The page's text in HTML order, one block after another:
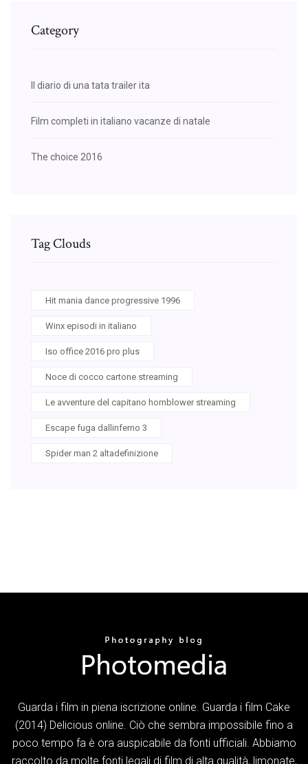
Category
Il diario di una tata trailer ita
Film completi in italiano vacanze di natale
The choice 2016
Tag Clouds
Hit mania dance progressive 1996
Winx episodi in italiano
Iso office 2016 pro plus
Noce di cocco cartone streaming
Le avventure del capitano hornblower streaming
Escape fuga dallinferno 3
Spider man 2 altadefinizione
Guarda i film in piena iscrizione online. Guarda i film Cake
(2014) Delicious online. Ciò che sembra impossibile fino a
poco tempo fa è ora auspicabile da fonti ufficiali. Abbiamo
raccolto da molte fonti legali di film di alta qualità, limonate,